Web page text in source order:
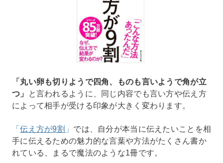
「丸い卵も切りようで四角、ものも言いようで角が立
つ」
と言われるように、同じ内容でも言い方や伝え方
によって相手が受ける印象が大きく変わります。
「伝え方が9割 」 では、自分が本当に伝えたいことを相
手に伝えるための魅力的な言葉や方法がたくさん書か
れている、まるで魔法のような1冊です。